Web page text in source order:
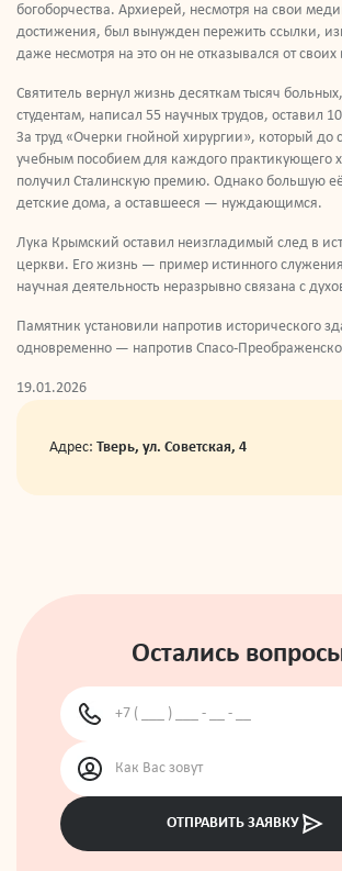
богоборчества. Архиерей, несмотря на свои
достижения, был вынужден пережить ссылки,
даже несмотря на это он не отказывался от своих
Святитель вернул жизнь десяткам тысяч
студентам, написал 55 научных трудов, оставил
За труд «Очерки гнойной хирургии», который до
учебным пособием для каждого практикующего
получил Сталинскую премию. Однако большую
детские дома, а оставшееся — нуждающимся.
Лука Крымский оставил неизгладимый след в
церкви. Его жизнь — пример истинного
научная деятельность неразрывно связана с
Памятник установили напротив исторического
одновременно — напротив Спасо-
19.01.2026
Адрес: Тверь, ул. Советская, 4
Остались
ОТПРАВИТЬ ЗАЯВКУ